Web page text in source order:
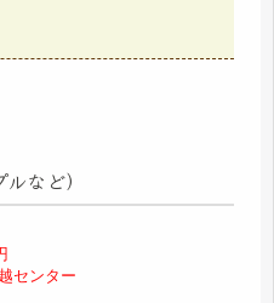
など）
センター